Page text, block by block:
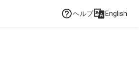
ヘルプ English